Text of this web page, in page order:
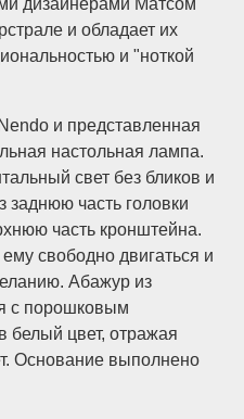
дизайнерами Матсом
и обладает их
и "ноткой